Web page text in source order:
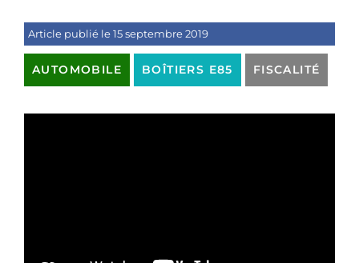
Article publié le 15 septembre 2019
AUTOMOBILE BOÎTIERS E85 FISCALITÉ